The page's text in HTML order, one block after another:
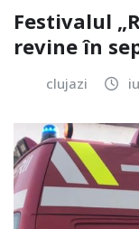
Festivalul
revine în
clujazi